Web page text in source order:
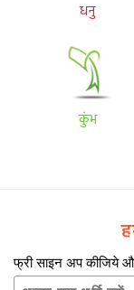
धनु
कुंभ
फ्री साइन अप कीजिये